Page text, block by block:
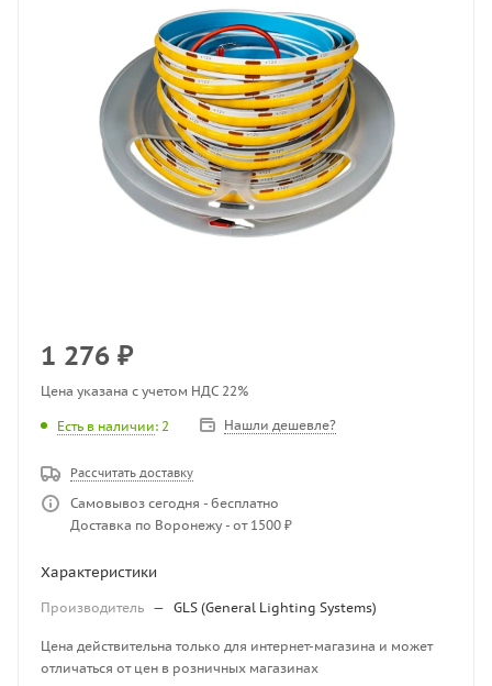
1 276 ₽
Цена указана с учетом НДС 22%
Есть в наличии: 2 Нашли дешевле?
Рассчитать доставку
Самовывоз сегодня - бесплатно
Доставка по Воронежу - от 1500 ₽
Характеристики
Производитель — GLS (General Lighting Systems)
Цена действительна только для интернет-магазина и может
отличаться от цен в розничных магазинах